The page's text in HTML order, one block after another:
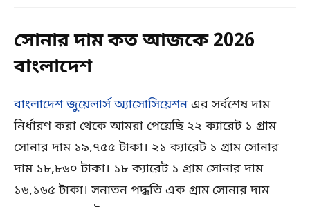
সোনার দাম কত আজকে 2026
বাংলাদেশ
বাংলাদেশ জুয়েলার্স অ্যাসোসিয়েশন এর সর্বশেষ দাম
নির্ধারণ করা থেকে আমরা পেয়েছি ২২ ক্যারেট ১ গ্রাম
সোনার দাম ১৯,৭৫৫ টাকা। ২১ ক্যারেট ১ গ্রাম সোনার
দাম ১৮,৮৬০ টাকা। ১৮ ক্যারেট ১ গ্রাম সোনার দাম
১৬,১৬৫ টাকা। সনাতন পদ্ধতি এক গ্রাম সোনার দাম